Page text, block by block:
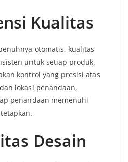
Kualitas
otomatis, kualitas
untuk setiap produk.
kontrol yang presisi atas
lokasi penandaan,
penandaan memenuhi
Desain